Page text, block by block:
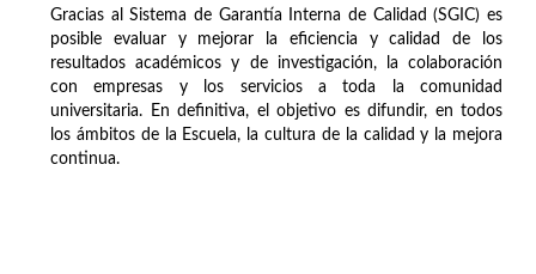
Gracias al Sistema de Garantía Interna de Calidad (SGIC) es
posible evaluar y mejorar la eficiencia y calidad de los
resultados académicos y de investigación, la colaboración
con empresas y los servicios a toda la comunidad
universitaria. En definitiva, el objetivo es difundir, en todos
los ámbitos de la Escuela, la cultura de la calidad y la mejora
continua.